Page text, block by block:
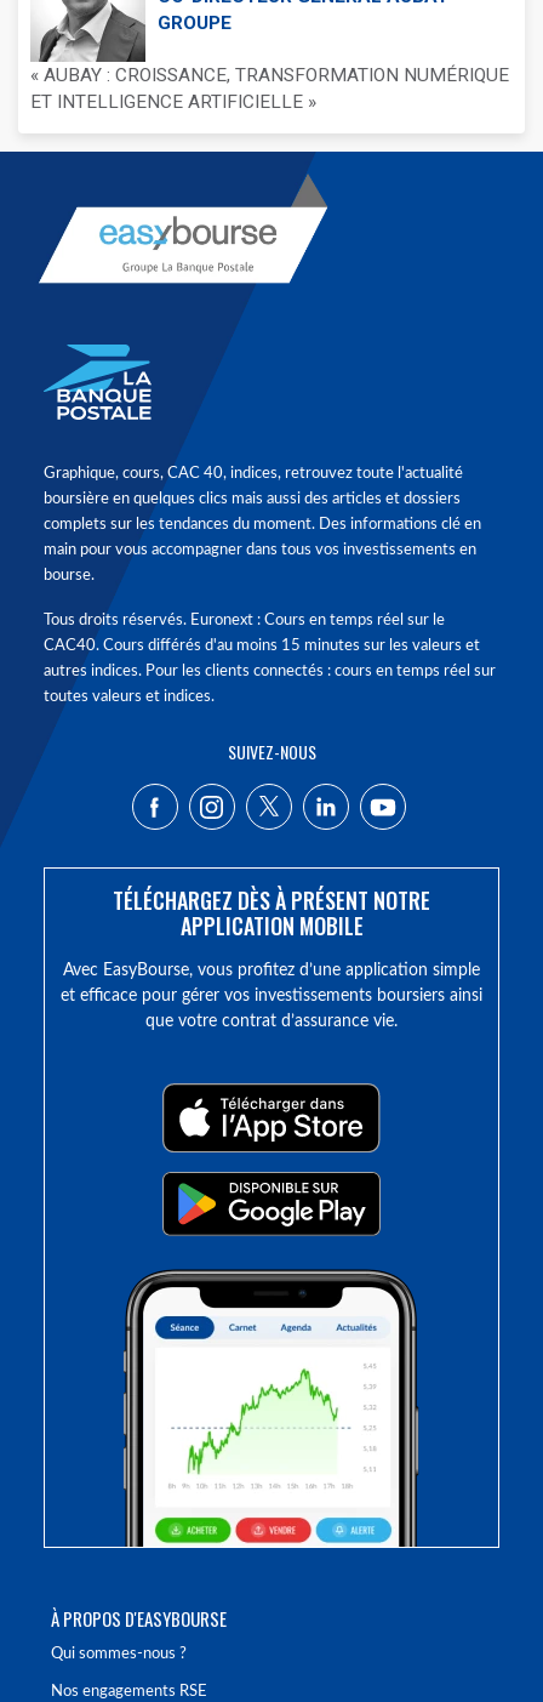
GROUPE
« AUBAY : CROISSANCE, TRANSFORMATION NUMÉRIQUE
ET INTELLIGENCE ARTIFICIELLE »
À PROPOS D'EASYBOURSE
Qui sommes-nous ?
Nos engagements RSE
Graphique, cours, CAC 40, indices, retrouvez toute l'actualité
boursière en quelques clics mais aussi des articles et dossiers
complets sur les tendances du moment. Des informations clé en
main pour vous accompagner dans tous vos investissements en
bourse.
Tous droits réservés. Euronext : Cours en temps réel sur le
CAC40. Cours différés d'au moins 15 minutes sur les valeurs et
autres indices. Pour les clients connectés : cours en temps réel sur
toutes valeurs et indices.
SUIVEZ-NOUS
TÉLÉCHARGEZ DÈS À PRÉSENT NOTRE
APPLICATION MOBILE
Avec EasyBourse, vous profitez d’une application simple
et efficace pour gérer vos investissements boursiers ainsi
que votre contrat d’assurance vie.